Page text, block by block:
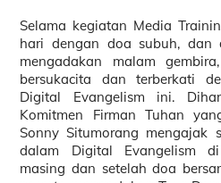
Selama kegiatan Media
hari dengan doa subuh, dan
mengadakan malam
bersukacita dan terberkati
Digital Evangelism ini.
Komitmen Firman Tuhan
Sonny Situmorang mengajak
dalam Digital Evangelism
masing dan setelah doa